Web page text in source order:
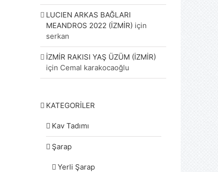
LUCIEN ARKAS BAĞLARI
MEANDROS 2022 (İZMİR) için
serkan
İZMİR RAKISI YAŞ ÜZÜM (İZMİR)
için Cemal karakocaoğlu
KATEGORİLER
Kav Tadımı
Şarap
Yerli Şarap